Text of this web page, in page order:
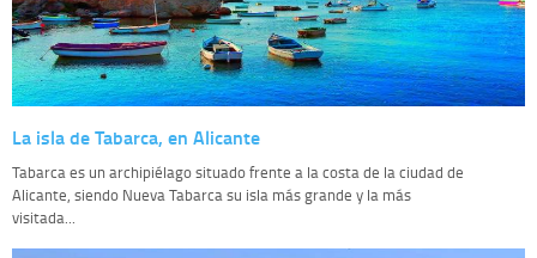
La isla de Tabarca, en Alicante
Tabarca es un archipiélago situado frente a la costa de la ciudad de
Alicante, siendo Nueva Tabarca su isla más grande y la más
visitada...